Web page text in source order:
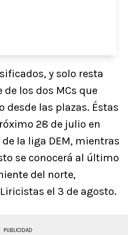
y solo resta
los dos MCs que
desde las plazas. Éstas
28 de julio en
la liga DEM, mientras
se conocerá al último
del norte,
el 3 de agosto.
PUBLICIDAD